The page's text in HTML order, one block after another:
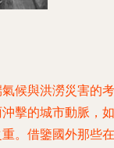
候與洪澇災害的考
擊的城市動脈，如
。借鑒國外那些在